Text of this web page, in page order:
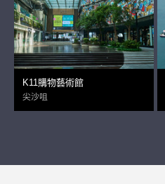
K11購物藝術館
尖沙咀